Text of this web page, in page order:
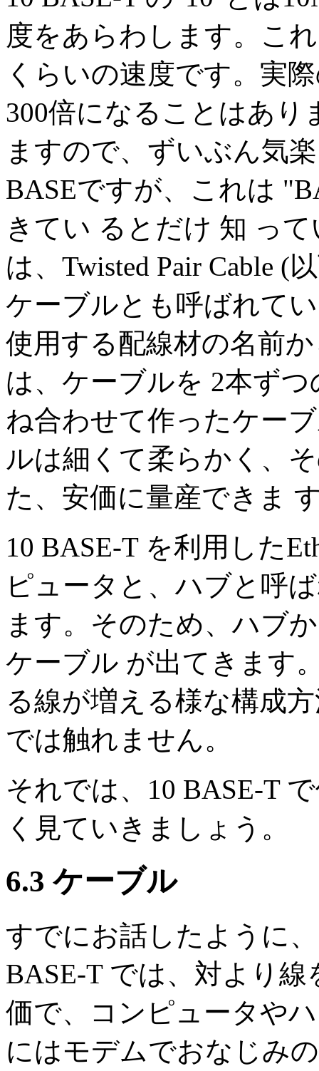
度をあらわします。こ
くらいの速度です。実
300倍になることはあ
ますので、ずいぶん気
BASEですが、これは
きてい るとだけ 知 っ
は、Twisted Pair Cable (
ケーブルとも呼ばれて
使用する配線材の名前
は、ケーブルを 2本ず
ね合わせて作ったケー
ルは細くて柔らかく、
た、安価に量産できま
10 BASE-T を利用した
ピュータと、ハブと呼
ます。そのため、ハブ
ケーブル が出てきます
る線が増える様な構成
では触れません。
それでは、10 BASE-T
く見ていきましょう。
6.3 ケーブル
すでにお話したように
BASE-T では、対より
価で、コンピュータや
にはモデムでおなじみ